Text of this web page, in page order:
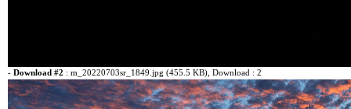
- Download #2 : m_20220703sr_1849.jpg (455.5 KB), Download : 2